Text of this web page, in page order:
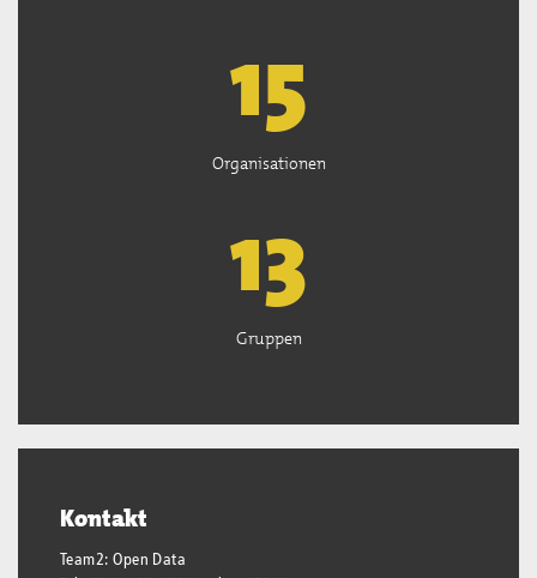
15
Organisationen
13
Gruppen
Kontakt
Team2: Open Data